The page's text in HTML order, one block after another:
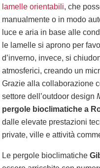
lamelle orientabili, che
manualmente o in modo
luce e aria in base alle
le lamelle si aprono per
d’inverno, invece, si
atmosferici, creando un
Grazie alla collaborazione
settore dell’outdoor design
pergole bioclimatiche a
dalle elevate prestazioni
private, ville e attività
Le pergole bioclimatiche